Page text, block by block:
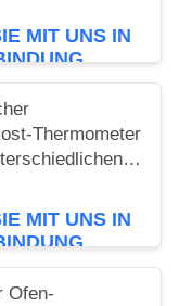
MIT UNS IN
Thermometer
MIT UNS IN
Ofen-